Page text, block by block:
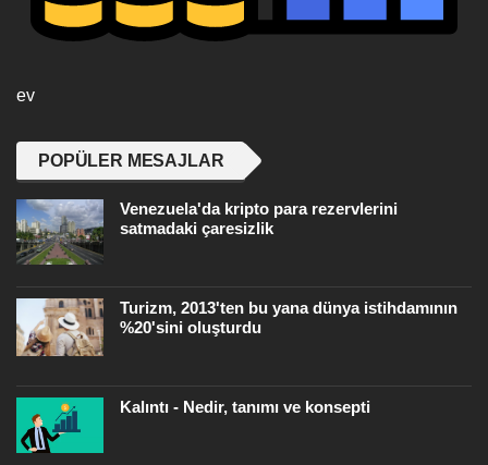
ev
POPÜLER MESAJLAR
Venezuela'da kripto para rezervlerini
satmadaki çaresizlik
Turizm, 2013'ten bu yana dünya istihdamının
%20'sini oluşturdu
Kalıntı - Nedir, tanımı ve konsepti